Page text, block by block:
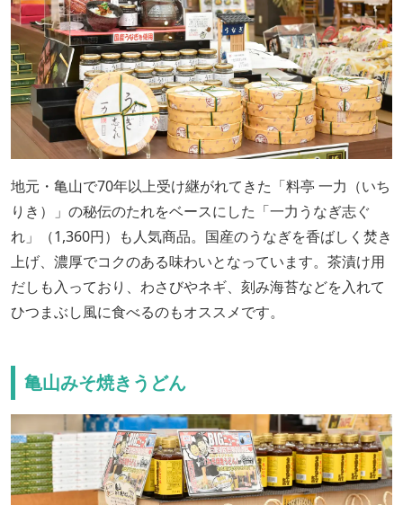
地元・亀山で70年以上受け継がれてきた「料亭 一力（いち
りき）」の秘伝のたれをベースにした「一力うなぎ志ぐ
れ」（1,360円）も人気商品。国産のうなぎを香ばしく焚き
上げ、濃厚でコクのある味わいとなっています。茶漬け用
だしも入っており、わさびやネギ、刻み海苔などを入れて
ひつまぶし風に食べるのもオススメです。
亀山みそ焼きうどん